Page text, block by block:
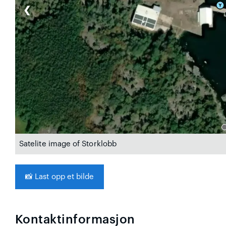
❮
Satelite image of Storklobb
📸 Last opp et bilde
Kontaktinformasjon